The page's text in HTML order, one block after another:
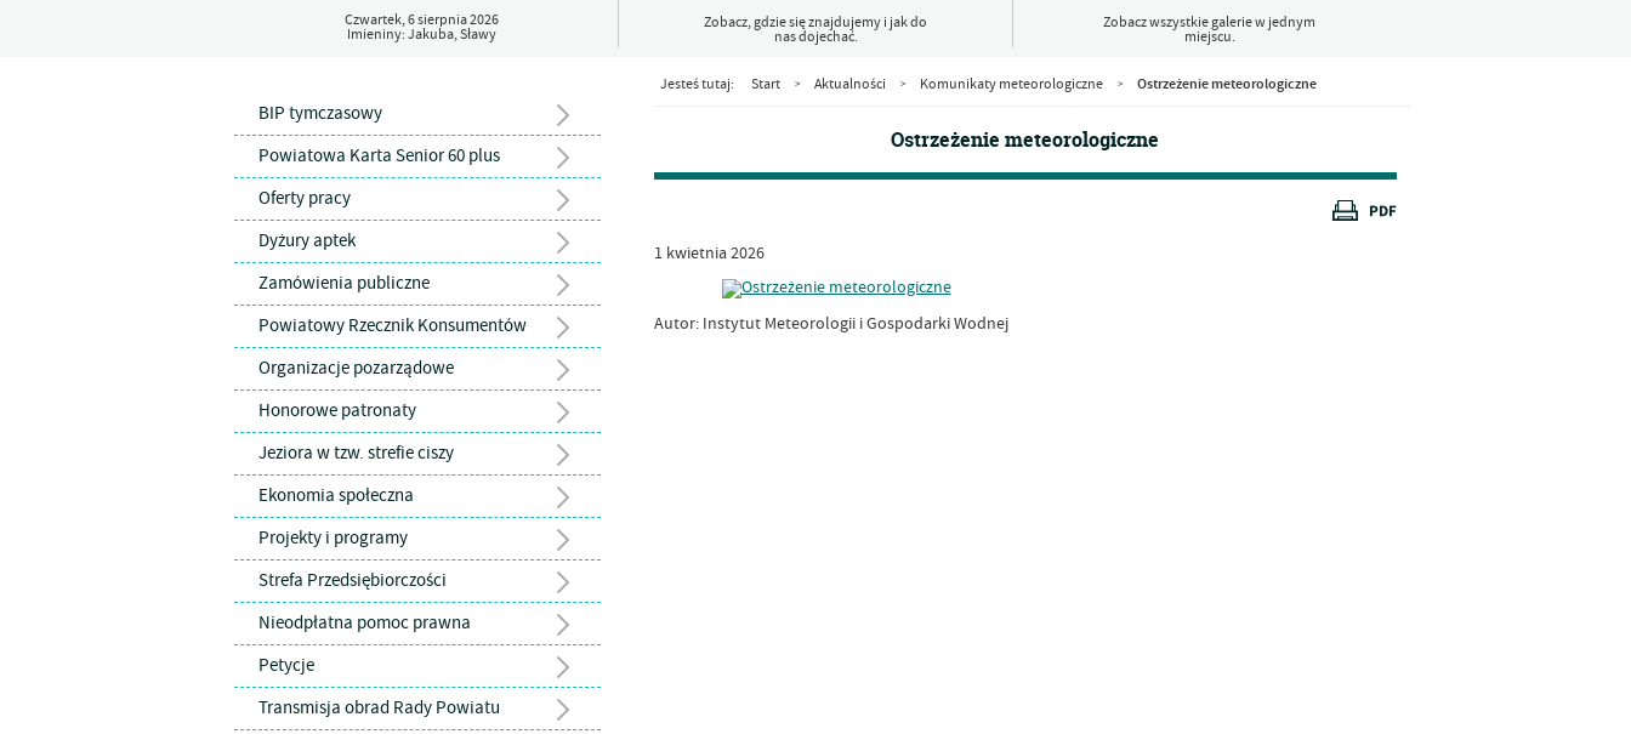
Czwartek,6sierpnia2026
Imieniny: Jakuba, Sławy
Zobacz, gdzie się znajdujemy i jak do
nas dojechać.
Zobacz wszystkie galerie w jednym
miejscu.
BIP tymczasowy
Powiatowa Karta Senior 60 plus
Oferty pracy
Dyżury aptek
Zamówienia publiczne
Powiatowy Rzecznik Konsumentów
Organizacje pozarządowe
Honorowe patronaty
Jeziora w tzw. strefie ciszy
Ekonomia społeczna
Projekty i programy
Strefa Przedsiębiorczości
Nieodpłatna pomoc prawna
Petycje
Transmisja obrad Rady Powiatu
Jesteś tutaj: Start > Aktualności > Komunikaty meteorologiczne > Ostrzeżenie meteorologiczne
Ostrzeżenie meteorologiczne
1 kwietnia2026
Autor: Instytut Meteorologii i Gospodarki Wodnej